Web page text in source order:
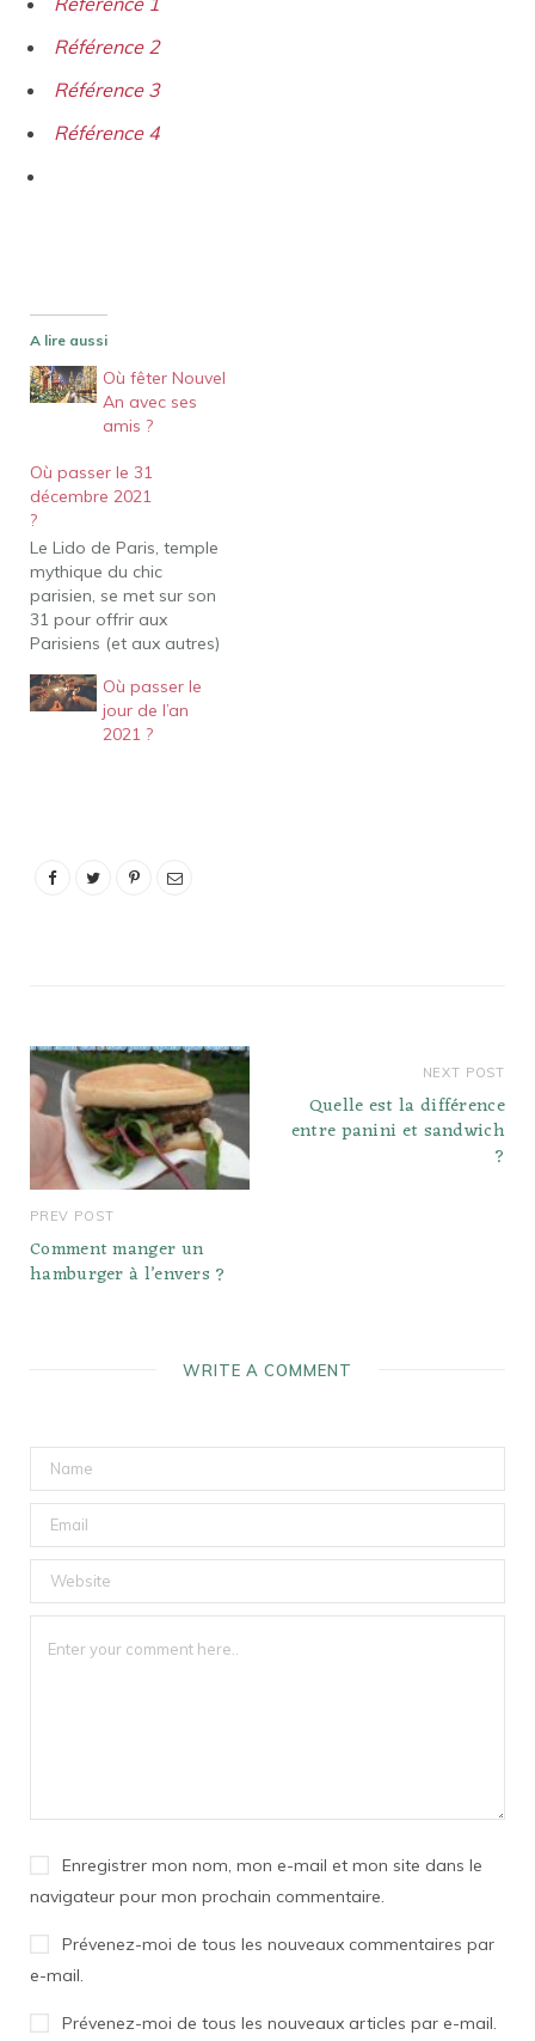
Référence 2
Référence 3
Référence 4
A lire aussi
Où fêter Nouvel
An avec ses
amis ?
Où passer le 31
décembre 2021
?
Le Lido de Paris, temple
mythique du chic
parisien, se met sur son
31 pour offrir aux
Parisiens (et aux autres)
alliant le plaisir des yeux
à celui des papilles, avec
un menu très gourmand,
Où passer le
jour de l’an
2021 ?
PREV POST
Comment manger un
hamburger à l’envers ?
NEXT POST
Quelle est la différence
entre panini et sandwich
?
WRITE A COMMENT
Enregistrer mon nom, mon e-mail et mon site dans le
navigateur pour mon prochain commentaire.
Prévenez-moi de tous les nouveaux commentaires par
e-mail.
Prévenez-moi de tous les nouveaux articles par e-mail.